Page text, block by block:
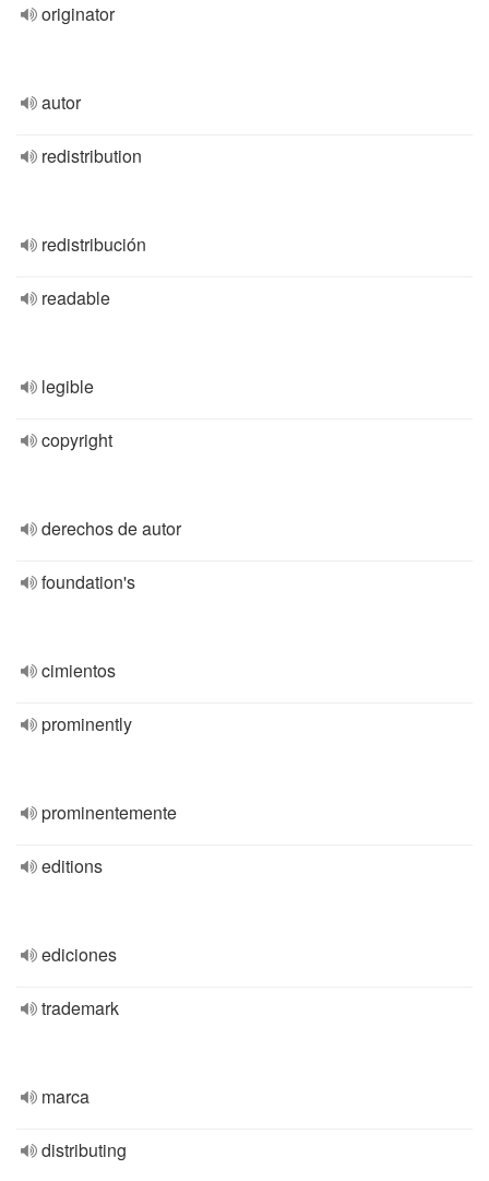
originator
autor
redistribution
redistribución
readable
legible
copyright
derechos de autor
foundation's
cimientos
prominently
prominentemente
editions
ediciones
trademark
marca
distributing